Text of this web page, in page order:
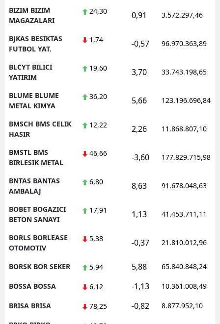
BIZIM BIZIM
MAGAZALARI
24,30 0,91 3.572.297,46
BJKAS BESIKTAS
FUTBOL YAT.
1,74 -0,57 96.970.363,89
BLCYT BILICI
YATIRIM
19,60 3,70 33.743.198,65
BLUME BLUME
METAL KIMYA
36,20 5,66 123.196.696,84
BMSCH BMS CELIK
HASIR
12,22 2,26 11.868.807,10
BMSTL BMS
BIRLESIK METAL
46,66 -3,60 177.829.715,98
BNTAS BANTAS
AMBALAJ
6,80 8,63 91.678.048,63
BOBET BOGAZICI
BETON SANAYI
17,91 1,13 41.453.711,11
BORLS BORLEASE
OTOMOTIV
5,38 -0,37 21.810.012,96
BORSK BOR SEKER 5,94 5,88 65.840.848,24
BOSSA BOSSA 6,12 -1,13 10.361.008,49
BRISA BRISA 78,25 -0,82 8.877.952,10